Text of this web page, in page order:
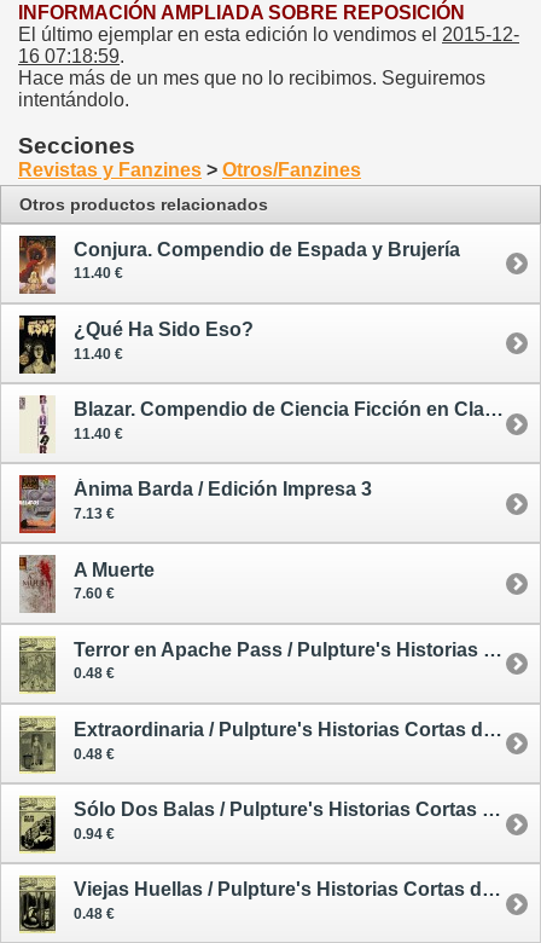
INFORMACIÓN AMPLIADA SOBRE REPOSICIÓN
El último ejemplar en esta edición lo vendimos el 2015-12-
16 07:18:59.
Hace más de un mes que no lo recibimos. Seguiremos
intentándolo.
Secciones
Revistas y Fanzines > Otros/Fanzines
Otros productos relacionados
Conjura. Compendio de Espada y Brujería
11.40 €
¿Qué Ha Sido Eso?
11.40 €
Blazar. Compendio de Ciencia Ficción en Clave de Humor
11.40 €
Ánima Barda / Edición Impresa 3
7.13 €
A Muerte
7.60 €
Terror en Apache Pass / Pulpture's Historias Cortas de Intensa Ficción 1
0.48 €
Extraordinaria / Pulpture's Historias Cortas de Intensa Ficción 2
0.48 €
Sólo Dos Balas / Pulpture's Historias Cortas de Intensa Ficción 3
0.94 €
Viejas Huellas / Pulpture's Historias Cortas de Intensa Ficción 4
0.48 €